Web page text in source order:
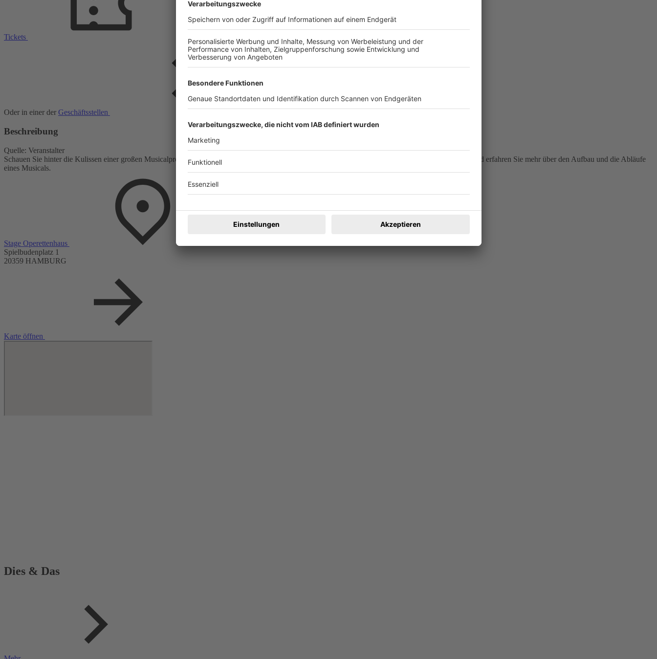
Tickets
Oder in einer der Geschäftsstellen
Beschreibung
Quelle: Veranstalter
Schauen Sie hinter die Kulissen einer großen Musicalproduktion und schnuppern Sie echte Theaterluft. Lernen Sie das Theater von allen Seiten kennen und erfahren Sie mehr über den Aufbau und die Abläufe
eines Musicals.
Stage Operettenhaus
Spielbudenplatz 1
20359 HAMBURG
Karte öffnen
Dies & Das